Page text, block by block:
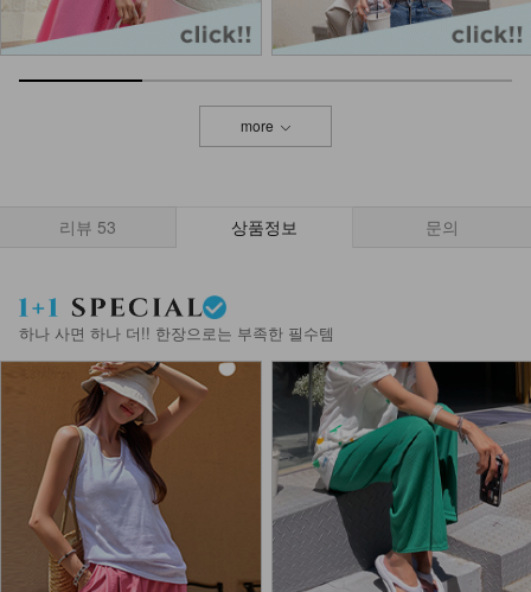
more
리뷰 53 상품정보 문의
하나 사면 하나 더!! 한장으로는 부족한 필수템